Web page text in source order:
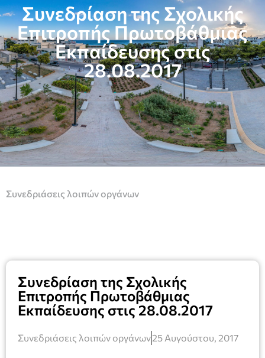
Συνεδρίαση της Σχολικής
Επιτροπής Πρωτοβάθμιας
Εκπαίδευσης στις
28.08.2017
Συνεδριάσεις λοιπών οργάνων
Συνεδρίαση της Σχολικής
Επιτροπής Πρωτοβάθμιας
Εκπαίδευσης στις 28.08.2017
Συνεδριάσεις λοιπών οργάνων25 Αυγούστου, 2017